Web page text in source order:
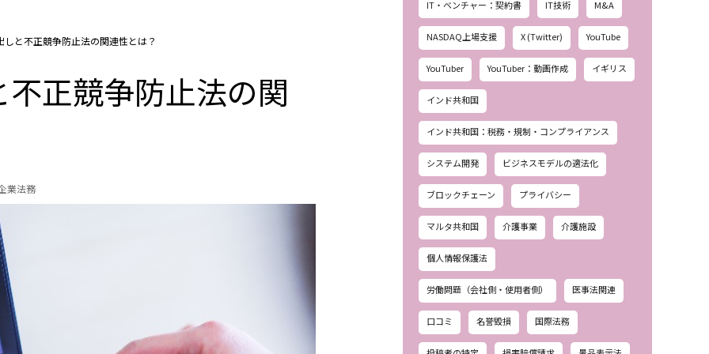
しと不正競争防止法の関連性とは？
正競争防止法の関
業法務
IT・ベンチャー：契約書 IT技術 M&A
NASDAQ上場支援 X (Twitter) YouTube
YouTuber YouTuber：動画作成 イギリス
インド共和国
インド共和国：税務・規制・コンプライアンス
システム開発 ビジネスモデルの適法化
ブロックチェーン プライバシー
マルタ共和国 介護事業 介護施設
個人情報保護法
労働問題（会社側・使用者側） 医事法関連
口コミ 名誉毀損 国際法務